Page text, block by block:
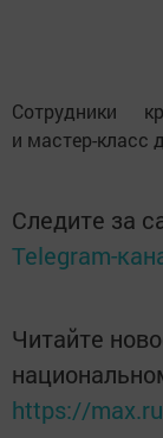
Сотрудники
и мастер-класс
Следите за
Telegram-
Читайте
https://